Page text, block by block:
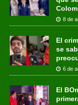
8 de
El
se
6 de
El